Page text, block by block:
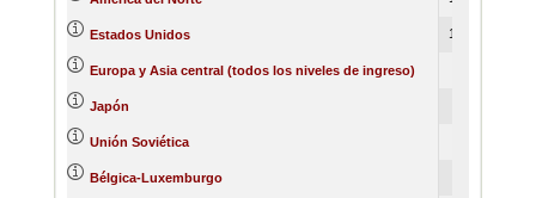
Estados Unidos 1335525
Europa y Asia central (todos los niveles de ingreso)
Japón
Unión Soviética
Bélgica-Luxemburgo